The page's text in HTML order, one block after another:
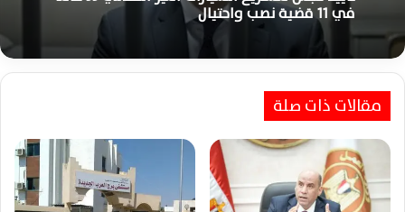
في 11 قضية نصب واحتيال
مقالات ذات صلة